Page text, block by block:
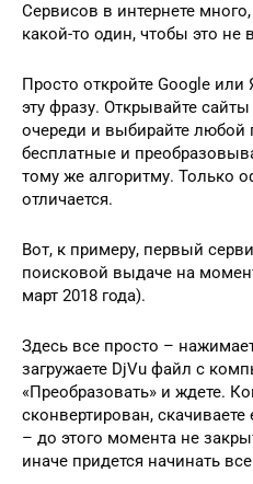
Сервисов в интернете
какой-то один, чтобы это не
Просто откройте Google
эту фразу. Открывайте
очереди и выбирайте
бесплатные и
тому же алгоритму. Только
отличается.
Вот, к примеру, первый
поисковой выдаче на
март 2018 года).
Здесь все просто –
загружаете DjVu файл с
«Преобразовать» и ждете.
сконвертирован,
– до этого момента не
иначе придется начинать